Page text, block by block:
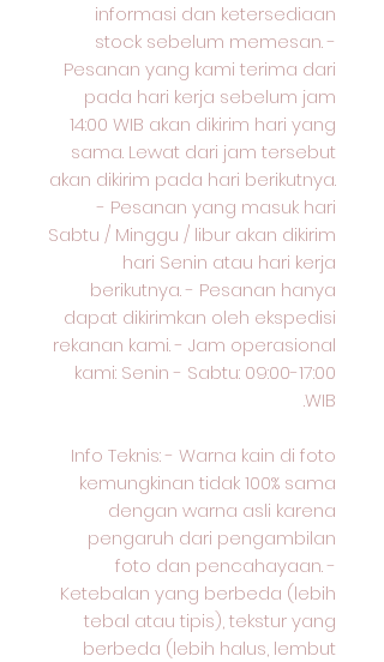
informasi dan ketersediaan
stock sebelum memesan. -
Pesanan yang kami terima dari
pada hari kerja sebelum jam
14:00 WIB akan dikirim hari yang
sama. Lewat dari jam tersebut
akan dikirim pada hari berikutnya.
- Pesanan yang masuk hari
Sabtu / Minggu / libur akan dikirim
hari Senin atau hari kerja
berikutnya. - Pesanan hanya
dapat dikirimkan oleh ekspedisi
rekanan kami. - Jam operasional
kami: Senin - Sabtu: 09:00-17:00
WIB.
Info Teknis: - Warna kain di foto
kemungkinan tidak 100% sama
dengan warna asli karena
pengaruh dari pengambilan
foto dan pencahayaan. -
Ketebalan yang berbeda (lebih
tebal atau tipis), tekstur yang
berbeda (lebih halus, lembut